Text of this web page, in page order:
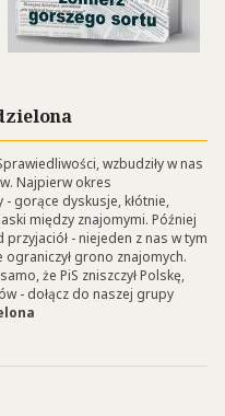
wzbudziły w nas
Najpierw okres
gorące dyskusje, kłótnie,
między znajomymi. Później
przyjaciół - niejeden z nas w tym
ograniczył grono znajomych.
że PiS zniszczył Polskę,
- dołącz do naszej grupy